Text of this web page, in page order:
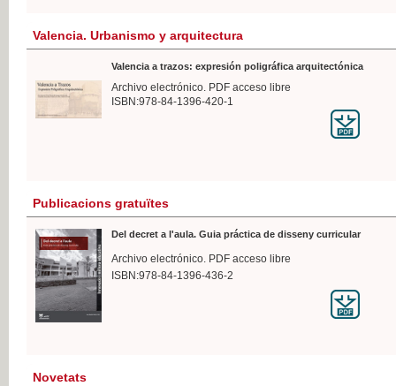
Valencia. Urbanismo y arquitectura
Valencia a trazos: expresión poligráfica arquitectónica
Archivo electrónico. PDF acceso libre
ISBN:978-84-1396-420-1
Publicacions gratuïtes
Del decret a l'aula. Guia práctica de disseny curricular
Archivo electrónico. PDF acceso libre
ISBN:978-84-1396-436-2
Novetats